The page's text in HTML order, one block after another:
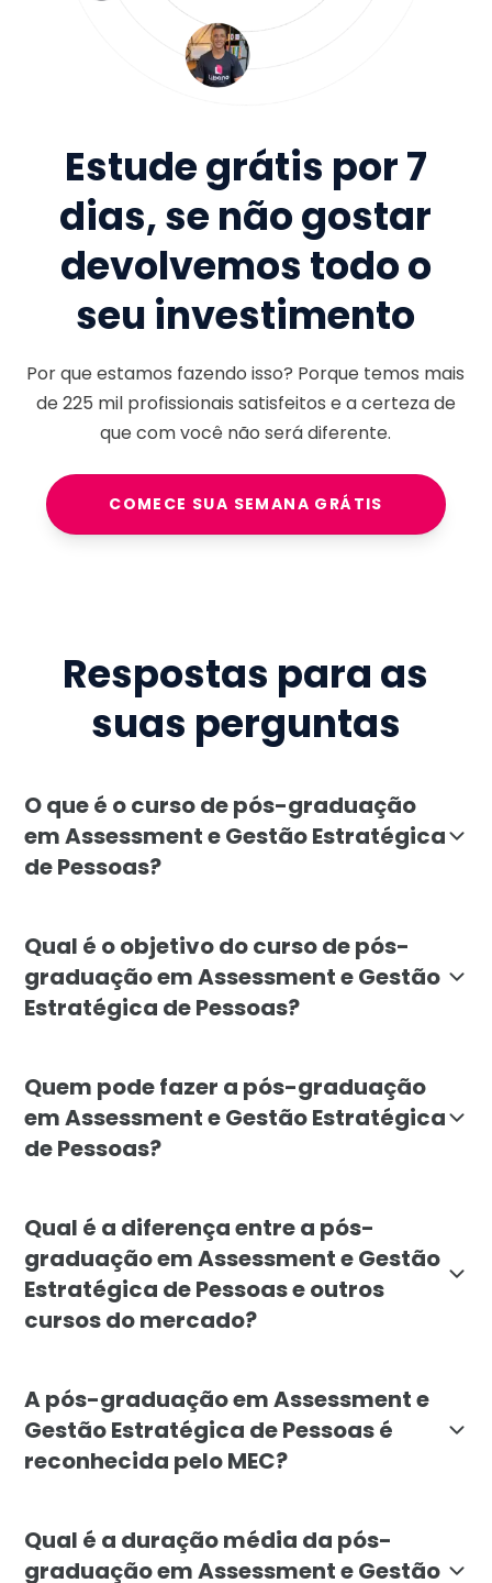
Estude grátis por 7
dias, se não gostar
devolvemos todo o
seu investimento
Por que estamos fazendo isso? Porque temos mais
de225 milprofissionais satisfeitos e a certeza de
que com você não será diferente.
COMECE SUA SEMANA GRÁTIS
Respostas para as
suas perguntas
O que é o curso de pós-graduação
em Assessment e Gestão Estratégica
de Pessoas?
Qual é o objetivo do curso de pós-
graduação em Assessment e Gestão
Estratégica de Pessoas?
Quem pode fazer a pós-graduação
em Assessment e Gestão Estratégica
de Pessoas?
Qual é a diferença entre a pós-
graduação em Assessment e Gestão
Estratégica de Pessoas e outros
cursos do mercado?
A pós-graduação em Assessment e
Gestão Estratégica de Pessoas é
reconhecida pelo MEC?
Qual é a duração média da pós-
graduação em Assessment e Gestão